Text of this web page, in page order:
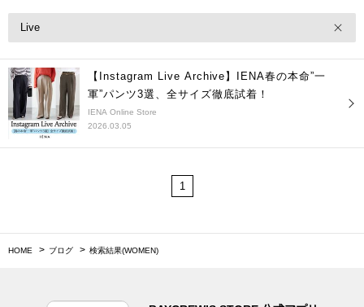
Live
【Instagram Live Archive】IENA春の本命”一
軍”パンツ3選、全サイズ徹底試着！
IENA Online Store
2026.03.05
1
HOME ブログ 検索結果(WOMEN)